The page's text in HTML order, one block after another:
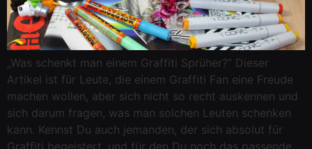
„Was schenkt man einem Graffiti Sprüher?“ Dieser
Artikel ist für Leute, die einem Graffiti Fan eine Freude
machen wollen, aber sich nicht so recht auskennen und
sich darum fragen, was man solchen Leuten schenken
kann. Kennst Du auch jemanden, der sich absolut für
Graffiti begeistert, und für den Du noch das passende